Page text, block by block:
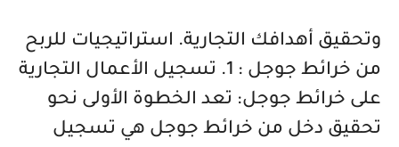
وتحقيق أهدافك التجارية. استراتيجيات للربح
من خرائط جوجل : 1. تسجيل الأعمال التجارية
على خرائط جوجل: تعد الخطوة الأولى نحو
تحقيق دخل من خرائط جوجل هي تسجيل